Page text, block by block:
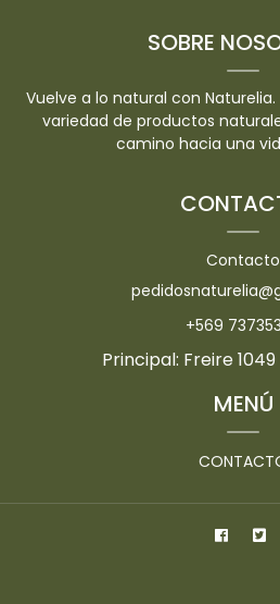
SOBRE
Vuelve a lo natural con
variedad de productos
camino hacia una
Contacto
+569
Principal: Freire
MENÚ